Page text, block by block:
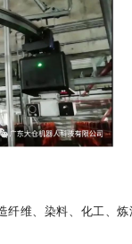
维、染料、化工、